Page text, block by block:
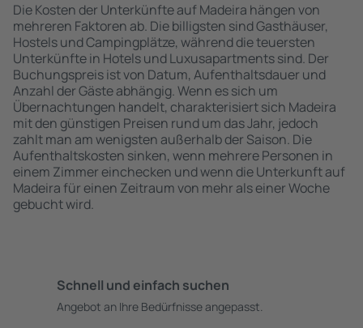
Die Kosten der Unterkünfte auf Madeira hängen von
mehreren Faktoren ab. Die billigsten sind Gasthäuser,
Hostels und Campingplätze, während die teuersten
Unterkünfte in Hotels und Luxusapartments sind. Der
Buchungspreis ist von Datum, Aufenthaltsdauer und
Anzahl der Gäste abhängig. Wenn es sich um
Übernachtungen handelt, charakterisiert sich Madeira
mit den günstigen Preisen rund um das Jahr, jedoch
zahlt man am wenigsten außerhalb der Saison. Die
Aufenthaltskosten sinken, wenn mehrere Personen in
einem Zimmer einchecken und wenn die Unterkunft auf
Madeira für einen Zeitraum von mehr als einer Woche
gebucht wird.
Schnell und einfach suchen
Angebot an Ihre Bedürfnisse angepasst.